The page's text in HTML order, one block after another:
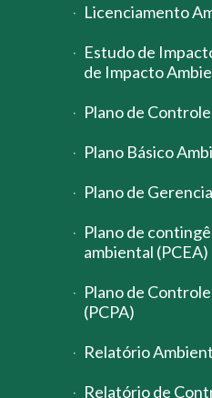
Licenciamento
Estudo de
de Impacto
Plano de
Plano Básico
Plano de
Plano de
ambiental (PCEA)
Plano de
(PCPA)
Relatório
Relatório de